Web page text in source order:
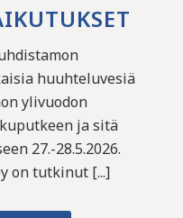
huuhteluvesiä
ylivuodon
ja sitä
27.-28.5.2026.
on tutkinut [...]